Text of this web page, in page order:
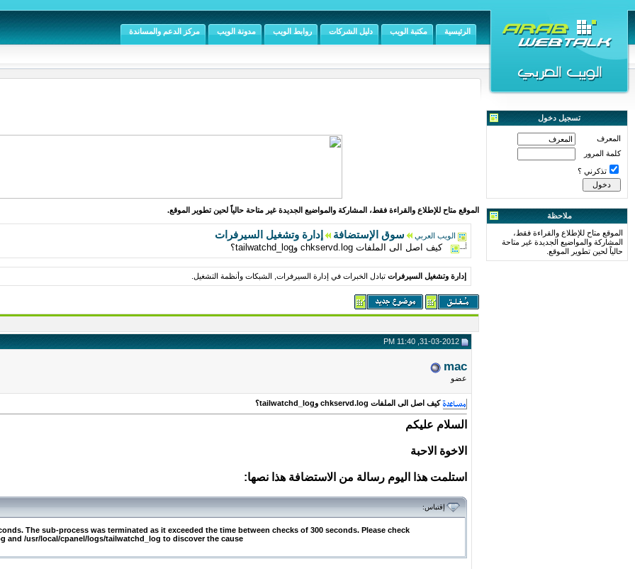
الرئيسية مكتبة الويب دليل الشركات روابط الويب مدونة الويب مركز الدعم والمساندة
تسجيل دخول
المعرف
كلمة المرور
تذكرني ؟
ملاحظة
الموقع متاح للإطلاع والقراءة فقط،
المشاركة والمواضيع الجديدة غير متاحة
حالياً لحين تطوير الموقع.
الموقع متاح للإطلاع والقراءة فقط، المشاركة والمواضيع الجديدة غير متاحة حالياً لحين تطوير الموقع.
الويب العربي سوق الإستضافة إدارة وتشغيل السيرفرات
كيف اصل الى الملفات chkservd.log وtailwatchd_log؟
إدارة وتشغيل السيرفرات تبادل الخبرات في إدارة السيرفرات, الشبكات وأنظمة التشغيل.
mac
عضو
كيف اصل الى الملفات chkservd.log وtailwatchd_log؟
السلام عليكم
الاخوة الاحبة
استلمت هذا اليوم رسالة من الاستضافة هذا نصها:
إقتباس:
The sub-process was terminated as it exceeded the time between checks of 300 seconds. Please check
and /usr/local/cpanel/logs/tailwatchd_log to discover the cause.